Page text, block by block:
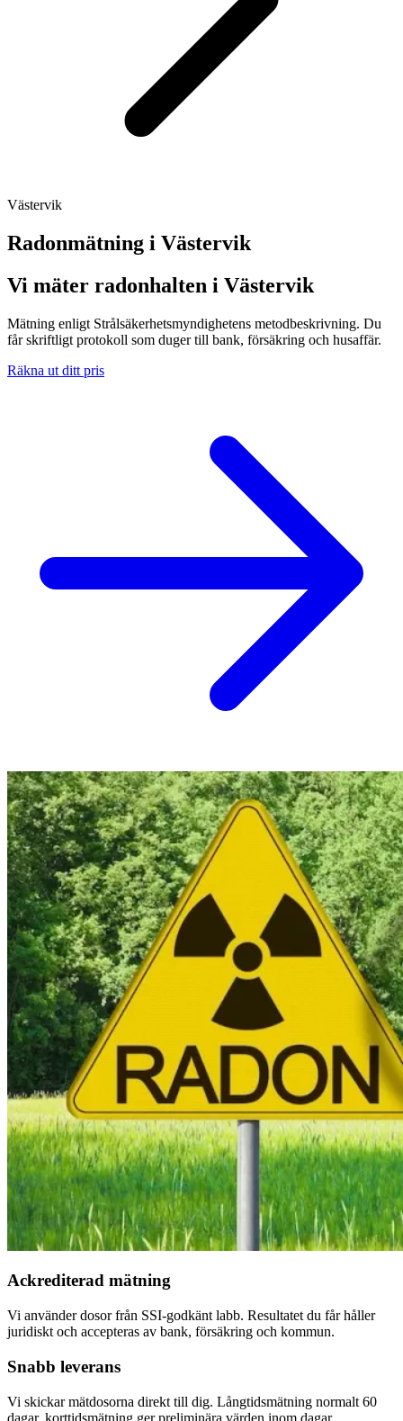
Västervik
Radonmätning i Västervik
Vi mäter radonhalten i Västervik
Mätning enligt Strålsäkerhetsmyndighetens metodbeskrivning. Du
får skriftligt protokoll som duger till bank, försäkring och husaffär.
Räkna ut ditt pris
Ackrediterad mätning
Vi använder dosor från SSI-godkänt labb. Resultatet du får håller
juridiskt och accepteras av bank, försäkring och kommun.
Snabb leverans
Vi skickar mätdosorna direkt till dig. Långtidsmätning normalt 60
dagar, korttidsmätning ger preliminära värden inom dagar.